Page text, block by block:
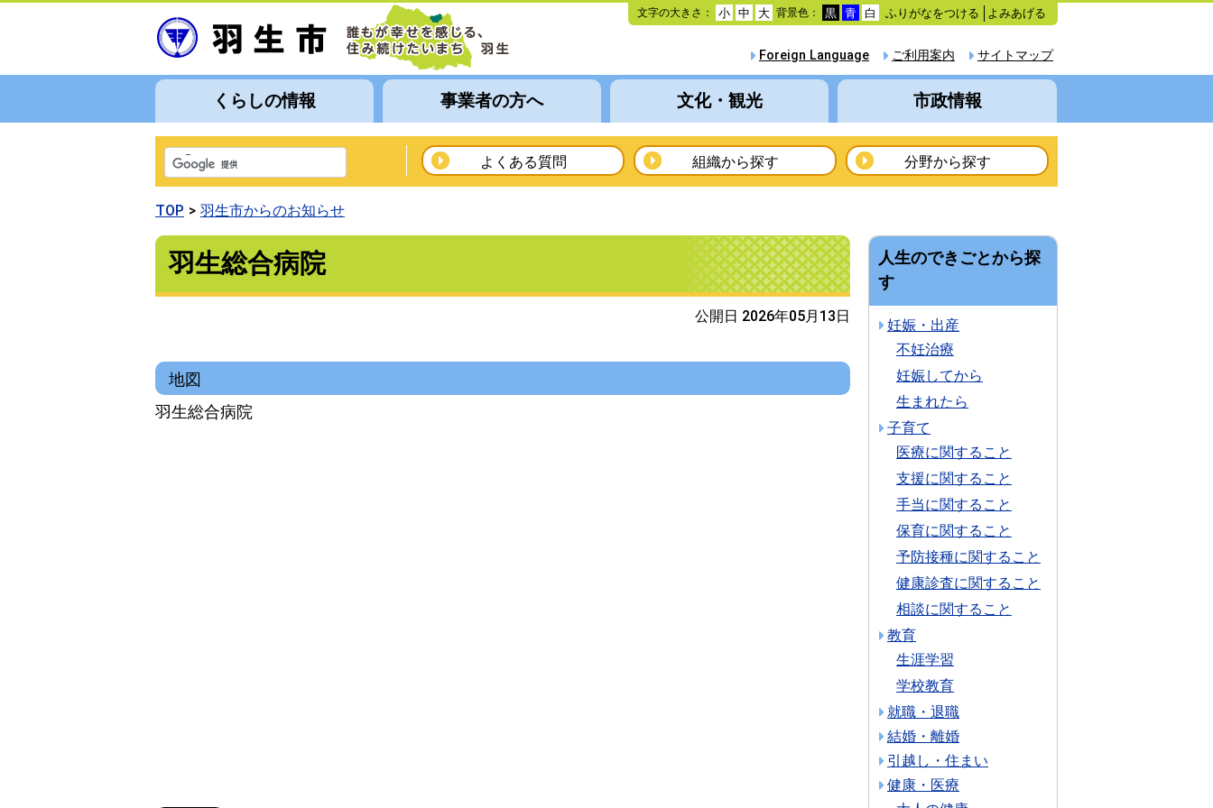
本
文
動
文字の大きさ： 小 中 大 背景色： 黒 青 白 ふりがなをつける よみあげる
サイトマップ
ご利用案内
Foreign Language
くらしの情報 事業者の方へ 文化・観光 市政情報
よくある質問 組織から探す 分野から探す
TOP 羽生市からのお知らせ
羽生総合病院
公開日 2026年05月13日
地図
羽生総合病院
人生のできごとから探
す
妊娠・出産
不妊治療
妊娠してから
生まれたら
子育て
医療に関すること
支援に関すること
手当に関すること
保育に関すること
予防接種に関すること
健康診査に関すること
相談に関すること
教育
生涯学習
学校教育
就職・退職
結婚・離婚
引越し・住まい
健康・医療